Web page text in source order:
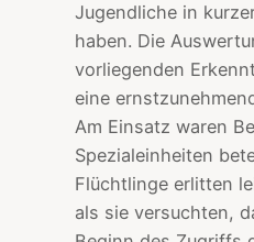
Jugendliche in
haben. Die
vorliegenden
eine
Am Einsatz waren
Spezialeinheiten
Flüchtlinge erlitten
als sie versuchten,